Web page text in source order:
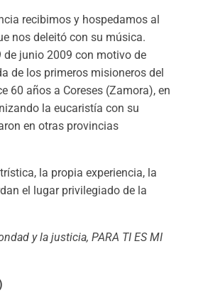
recibimos y hospedamos al
nos deleitó con su música.
de junio 2009 con motivo de
de los primeros misioneros del
60 años a Coreses (Zamora), en
la eucaristía con su
en otras provincias
la propia experiencia, la
el lugar privilegiado de la
y la justicia, PARA TI ES MI